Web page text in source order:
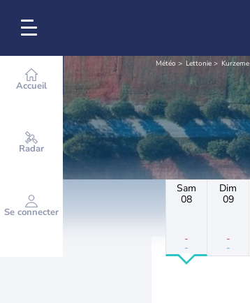
Accueil
Radar
Se connecter
Météo Lettonie Kurzeme
Sam
08
-
-
Dim
09
-
-